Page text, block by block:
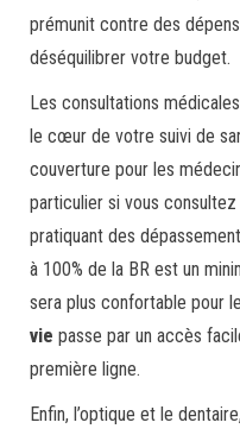
prémunit contre des
déséquilibrer votre budget.
Les consultations
le cœur de votre suivi de
couverture pour les
particulier si vous
pratiquant des
à 100% de la BR est un
sera plus confortable pour
vie passe par un accès
première ligne.
Enfin, l’optique et le